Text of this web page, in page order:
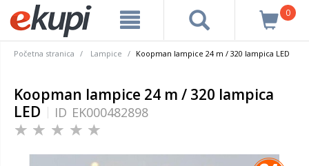
0
Početna stranica Lampice Koopman lampice 24 m / 320 lampica LED
Koopman lampice 24 m / 320 lampica
LED
ID EK000482898